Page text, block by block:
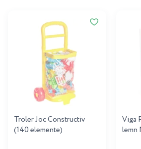
Troler Joc Constructiv
(140 elemente)
Viga
lemn